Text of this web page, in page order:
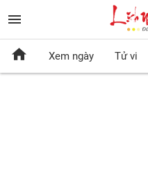
Xem ngày Tử vi